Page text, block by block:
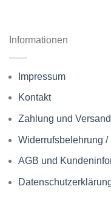
Informationen
Impressum
Kontakt
Zahlung und Versand
Widerrufsbelehrung
AGB und